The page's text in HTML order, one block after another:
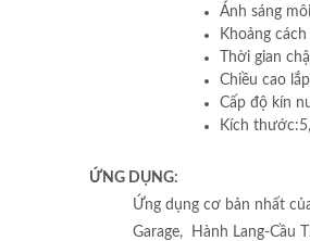
Ánh sáng
Khoảng
Thời gian
Chiều cao
Cấp độ kín
Kích
ỨNG DỤNG:
Ứng dụng cơ bản nhất
Garage, Hành Lang-Cầu